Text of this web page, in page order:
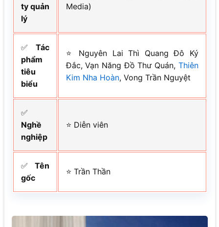
ty quản
lý
Media)
✅ Tác
phẩm
tiêu
biểu
⭐ Nguyên Lai Thì Quang Đô Ký
Đắc, Vạn Năng Đồ Thư Quán, Thiên
Kim Nha Hoàn, Vong Trần Nguyệt
✅
Nghề
nghiệp
⭐ Diễn viên
✅ Tên
gốc
⭐ Trần Thần